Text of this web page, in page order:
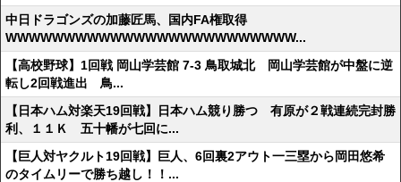
中日ドラゴンズの加藤匠馬、国内FA権取得
WWWWWWWWWWWWWWWWWWWWWWWWW...
【高校野球】1回戦 岡山学芸館 7-3 鳥取城北 岡山学芸館が中盤に逆
転し2回戦進出 鳥...
【日本ハム対楽天19回戦】日本ハム競り勝つ 有原が２戦連続完封勝
利、１１Ｋ 五十幡が七回に...
【巨人対ヤクルト19回戦】巨人、6回裏2アウト一三塁から岡田悠希
のタイムリーで勝ち越し！！...